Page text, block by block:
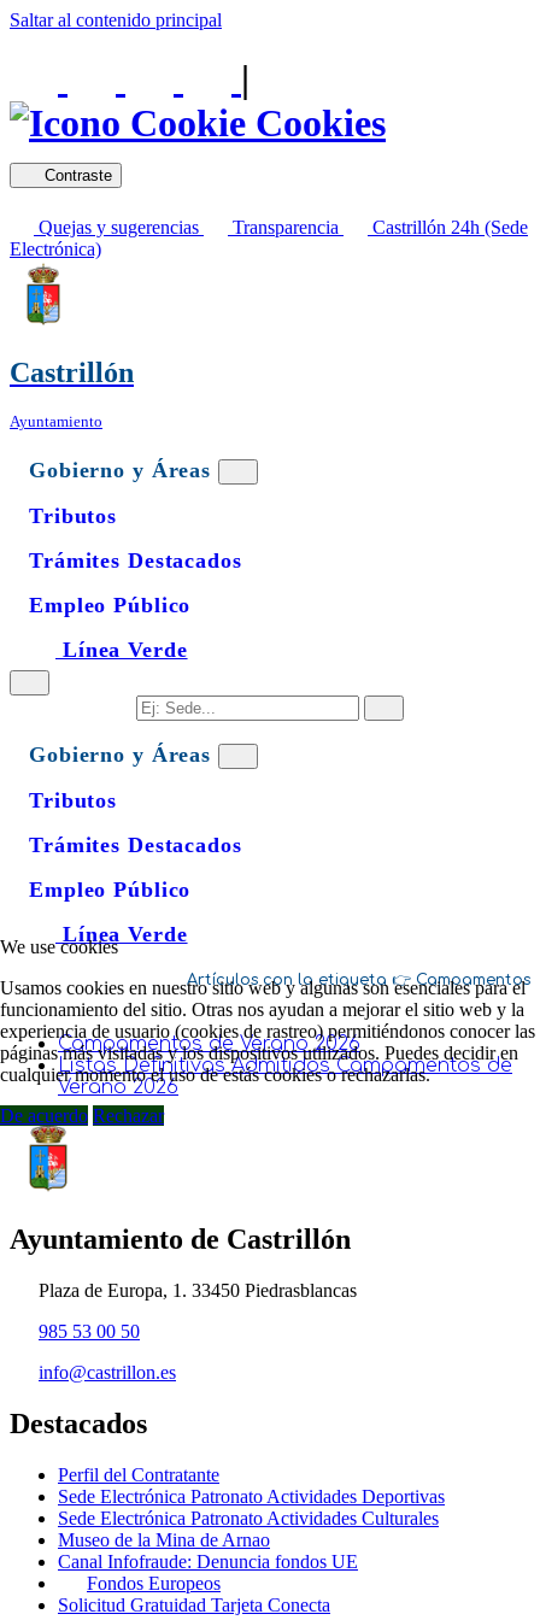
Saltar al contenido principal
|
Cookies
Contraste
Quejas y sugerencias Transparencia
Castrillón 24h (Sede
Electrónica)
Castrillón
Ayuntamiento
Gobierno y Áreas
Tributos
Trámites Destacados
Empleo Público
Línea Verde
Gobierno y Áreas
Tributos
Trámites Destacados
Empleo Público
Línea Verde
Campamentos
Campamentos de Verano 2026
Listas Definitivas Admitidos Campamentos de
Verano 2026
Ayuntamiento de Castrillón
Plaza de Europa, 1. 33450 Piedrasblancas
985 53 00 50
info@castrillon.es
Destacados
Perfil del Contratante
Sede Electrónica Patronato Actividades Deportivas
Sede Electrónica Patronato Actividades Culturales
Museo de la Mina de Arnao
Canal Infofraude: Denuncia fondos UE
Fondos Europeos
Solicitud Gratuidad Tarjeta Conecta
We use cookies
Usamos cookies en nuestro sitio web y algunas son esenciales para el
funcionamiento del sitio. Otras nos ayudan a mejorar el sitio web y la
experiencia de usuario (cookies de rastreo) permitiéndonos conocer las
páginas más visitadas y los dispositivos utilizados. Puedes decidir en
cualquier momento el uso de estás cookies o rechazarlas.
De acuerdo Rechazar